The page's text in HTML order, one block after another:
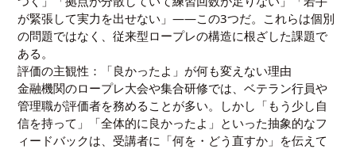
が緊張して実力を出せない」——この3つだ。これらは個別
の問題ではなく、従来型ロープレの構造に根ざした課題で
ある。
評価の主観性：「良かったよ」が何も変えない理由
金融機関のロープレ大会や集合研修では、ベテラン行員や
管理職が評価者を務めることが多い。しかし「もう少し自
信を持って」「全体的に良かったよ」といった抽象的なフ
ィードバックは、受講者に「何を・どう直すか」を伝えて